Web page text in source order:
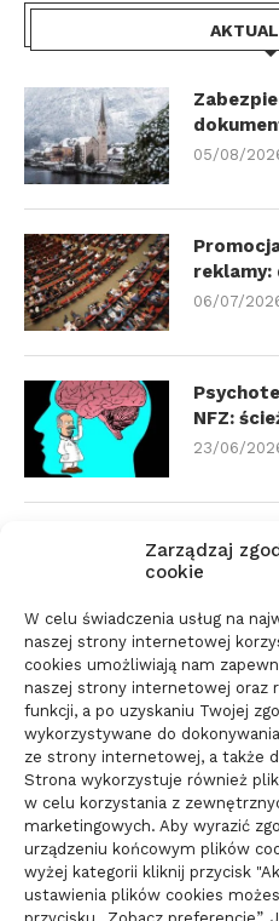
Zarządzaj
cookie
W celu świadczenia usług na
naszej strony internetowej
cookies umożliwiają nam
naszej strony internetowej oraz
funkcji, a po uzyskaniu Twojej
wykorzystywane do
ze strony internetowej, a także
Strona wykorzystuje również
w celu korzystania z
marketingowych. Aby wyrazić
urządzeniu końcowym plików
wyżej kategorii kliknij przycisk
ustawienia plików cookies
05/08/
reklamy:
06/07/
NFZ:
23/06/
Zmiana
Parkiet
10/06/